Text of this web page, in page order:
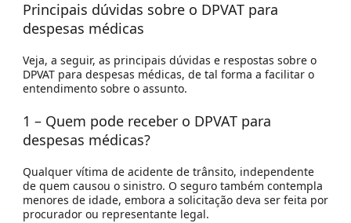
Principais dúvidas sobre o DPVAT para
despesas médicas
Veja, a seguir, as principais dúvidas e respostas sobre o
DPVAT para despesas médicas, de tal forma a facilitar o
entendimento sobre o assunto.
1 – Quem pode receber o DPVAT para
despesas médicas?
Qualquer vítima de acidente de trânsito, independente
de quem causou o sinistro. O seguro também contempla
menores de idade, embora a solicitação deva ser feita por
procurador ou representante legal.